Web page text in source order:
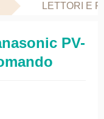
LETTORI E
PV-